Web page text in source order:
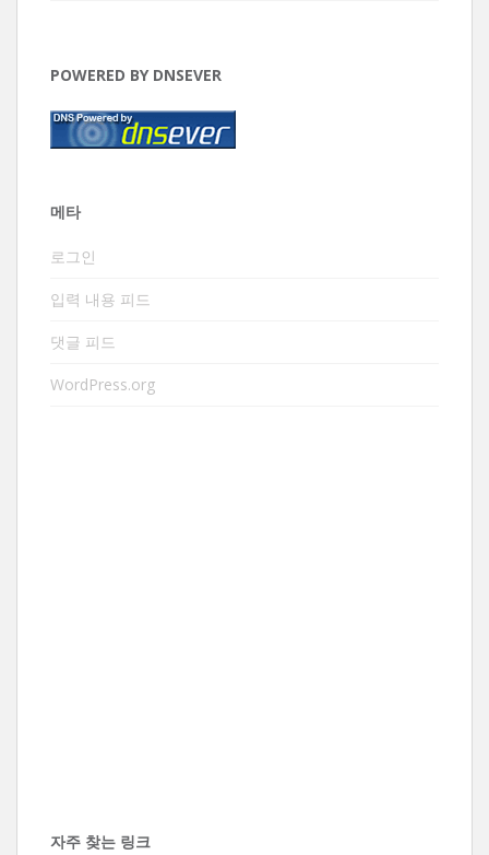
POWERED BY DNSEVER
메타
로그인
입력 내용 피드
댓글 피드
WordPress.org
자주 찾는 링크